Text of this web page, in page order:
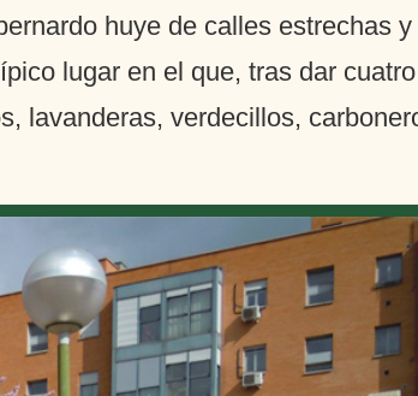
huye de calles estrechas y
lugar en el que, tras dar
lavanderas, verdecillos,